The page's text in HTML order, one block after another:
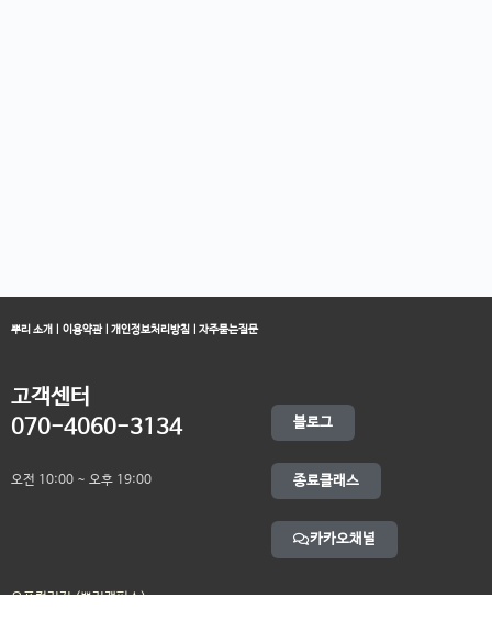
뿌리 소개 이용약관 개인정보처리방침 자주묻는질문
고객센터
070-4060-3134
오전 10:00 ~ 오후 19:00
블로그
종료클래스
카카오채널
오픈컬리지 (뿌리캠퍼스)